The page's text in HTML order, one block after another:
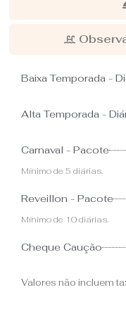
Baixa Temporada -
Alta Temporada -
Carnaval - Pacote
Mínimo de 5 diárias.
Reveillon - Pacote
Mínimo de 10 diárias.
Cheque Caução
Valores não incluem